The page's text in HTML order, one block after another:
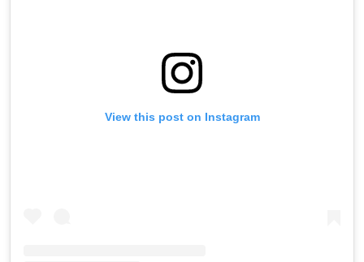
View this post on Instagram